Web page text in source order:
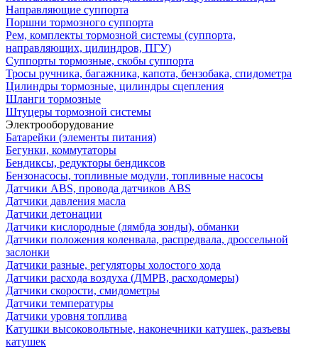
Направляющие суппорта
Поршни тормозного суппорта
Рем, комплекты тормозной системы (суппорта,
направляющих, цилиндров, ПГУ)
Суппорты тормозные, скобы суппорта
Тросы ручника, багажника, капота, бензобака, спидометра
Цилиндры тормозные, цилиндры сцепления
Шланги тормозные
Штуцеры тормозной системы
Электрооборудование
Батарейки (элементы питания)
Бегунки, коммутаторы
Бендиксы, редукторы бендиксов
Бензонасосы, топливные модули, топливные насосы
Датчики ABS, провода датчиков ABS
Датчики давления масла
Датчики детонации
Датчики кислородные (лямбда зонды), обманки
Датчики положения коленвала, распредвала, дроссельной
заслонки
Датчики разные, регуляторы холостого хода
Датчики расхода воздуха (ДМРВ, расходомеры)
Датчики скорости, смидометры
Датчики температуры
Датчики уровня топлива
Катушки высоковольтные, наконечники катушек, разъевы
катушек